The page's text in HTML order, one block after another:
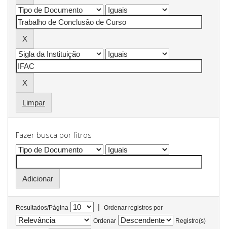
Limpar
Fazer busca por fitros
Resultados/Página |
Ordenar registros por
Ordenar
Registro(s)